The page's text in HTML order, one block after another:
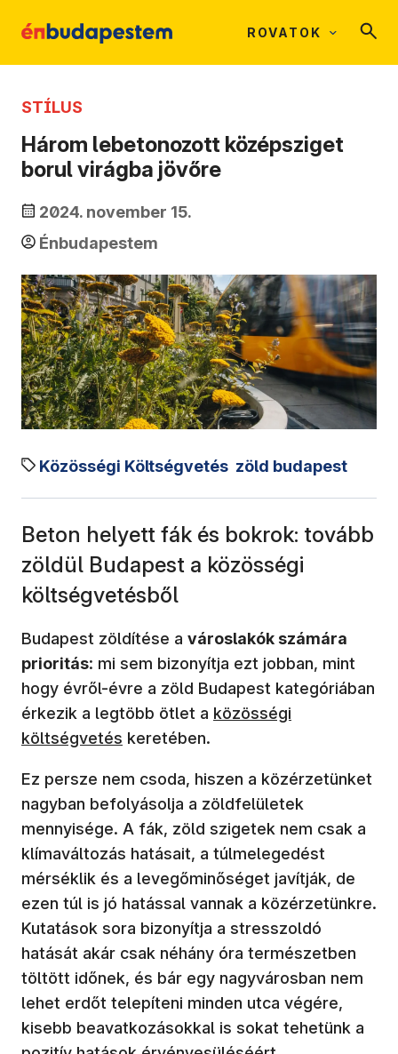
ROVATOK
STÍLUS
Három lebetonozott középsziget
borul virágba jövőre
2024. november 15.
Énbudapestem
Közösségi Költségvetés zöld budapest
Beton helyett fák és bokrok: tovább
zöldül Budapest a közösségi
költségvetésből
Budapest zöldítése a városlakók számára
prioritás: mi sem bizonyítja ezt jobban, mint
hogy évről-évre a zöld Budapest kategóriában
érkezik a legtöbb ötlet a közösségi
költségvetés keretében.
Ez persze nem csoda, hiszen a közérzetünket
nagyban befolyásolja a zöldfelületek
mennyisége. A fák, zöld szigetek nem csak a
klímaváltozás hatásait, a túlmelegedést
mérséklik és a levegőminőséget javítják, de
ezen túl is jó hatással vannak a közérzetünkre.
Kutatások sora bizonyítja a stresszoldó
hatását akár csak néhány óra természetben
töltött időnek, és bár egy nagyvárosban nem
lehet erdőt telepíteni minden utca végére,
kisebb beavatkozásokkal is sokat tehetünk a